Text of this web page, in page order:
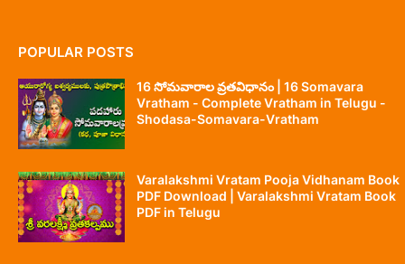
POPULAR POSTS
16 సోమవారాల వ్రతవిధానం | 16 Somavara
Vratham - Complete Vratham in Telugu -
Shodasa-Somavara-Vratham
Varalakshmi Vratam Pooja Vidhanam Book
PDF Download | Varalakshmi Vratam Book
PDF in Telugu